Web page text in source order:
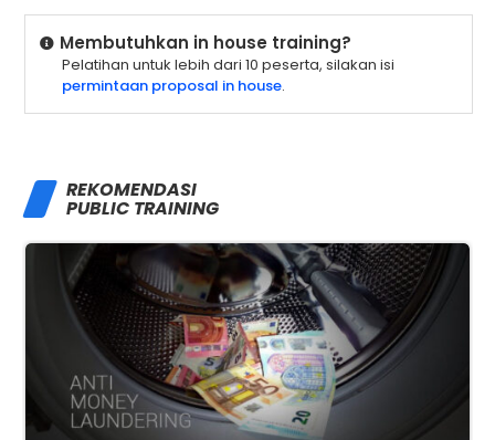
Membutuhkan in house training?
Pelatihan untuk lebih dari 10 peserta, silakan isi
permintaan proposal in house.
REKOMENDASI
PUBLIC TRAINING